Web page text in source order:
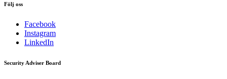
Följ oss
Facebook
Instagram
LinkedIn
Security Adviser Board